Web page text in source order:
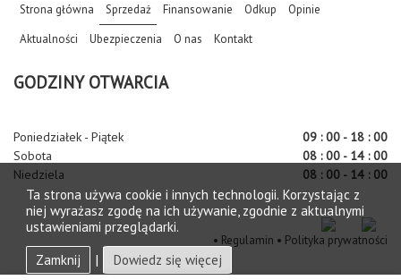
Strona główna(current)
Sprzedaż Finansowanie Odkup
Opinie
Aktualności
Ubezpieczenia O nas Kontakt
GODZINY OTWARCIA
Poniedziałek - Piątek
09 : 00 - 18 : 00
Sobota
08 : 00 - 14 : 00
Niedziela
08 : 00 - 14 : 00
• Regulamin • Polityka prywatności
Ta strona używa cookie i innych technologii. Korzystając z
niej wyrażasz zgodę na ich używanie, zgodnie z aktualnymi
ustawieniami przeglądarki.
Zamknij
| Dowiedz się więcej